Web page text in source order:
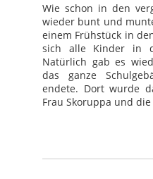
Wie schon in den
wieder bunt und
einem Frühstück in
sich alle Kinder in
Natürlich gab es
das ganze
endete. Dort wurde
Frau Skoruppa und